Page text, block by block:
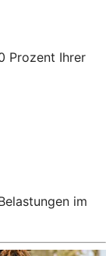
Prozent Ihrer
im